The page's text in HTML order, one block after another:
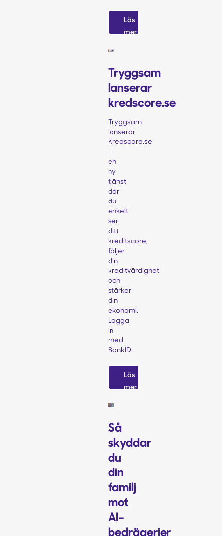
Läs
mer
Tryggsam
lanserar
kredscore.se
Tryggsam
lanserar
Kredscore.se
–
en
ny
tjänst
där
du
enkelt
ser
ditt
kreditscore,
följer
din
kreditvärdighet
och
stärker
din
ekonomi.
Logga
in
med
BankID.
Läs
mer
Så
skyddar
du
din
familj
mot
AI-
bedrägerier